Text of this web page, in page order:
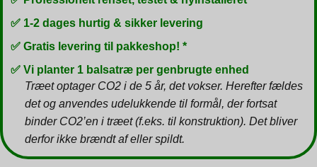
✅ 1-2 dages hurtig & sikker levering
✅ Gratis levering til pakkeshop! *
✅ Vi planter 1 balsatræ per genbrugte enhed
Træet optager CO2 i de 5 år, det vokser. Herefter fældes
det og anvendes udelukkende til formål, der fortsat
binder CO2’en i træet (f.eks. til konstruktion). Det bliver
derfor ikke brændt af eller spildt.